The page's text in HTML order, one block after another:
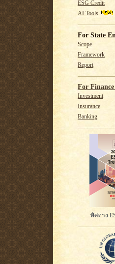
ESG Credit
AI Tools
For State
Scope
Framework
Report
For
Investment
Insurance
Banking
ทิศทาง